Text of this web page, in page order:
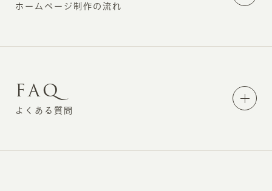
ホームページ制作の流れ
FAQ
よくある質問